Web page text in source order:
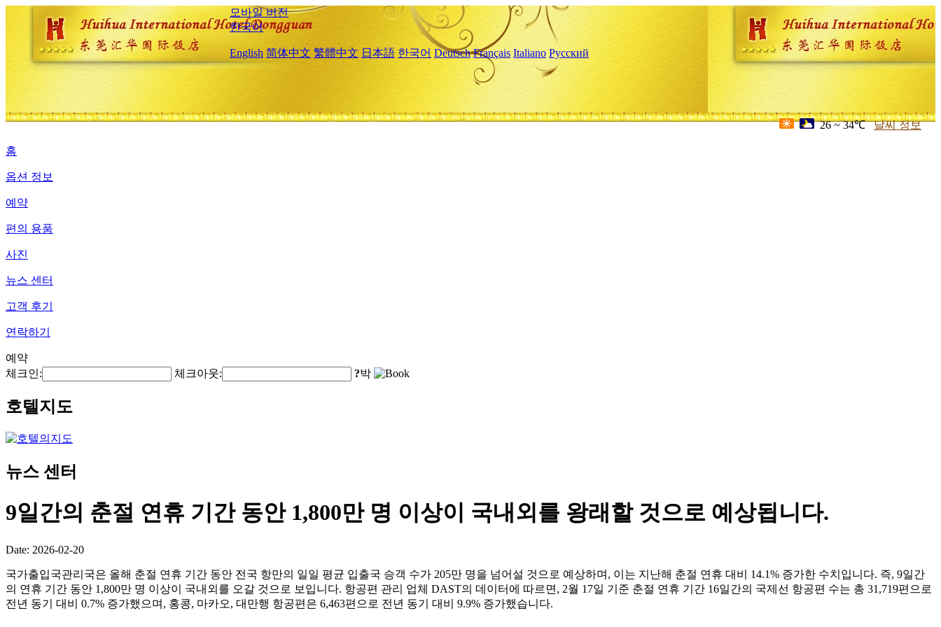
모바일 버전
한국어
English 简体中文 繁體中文 日本語 한국어 Deutsch Français Italiano Русский
26 ~ 34℃ 날씨 정보
홈
옵션 정보
예약
편의 용품
사진
뉴스 센터
고객 후기
연락하기
예약
체크인:
체크아웃: ?박
호텔지도
뉴스 센터
9일간의 춘절 연휴 기간 동안 1,800만 명 이상이 국내외를 왕래할 것으로 예상됩니다.
Date: 2026-02-20
국가출입국관리국은 올해 춘절 연휴 기간 동안 전국 항만의 일일 평균 입출국 승객 수가 205만 명을 넘어설 것으로 예상하며, 이는 지난해 춘절 연휴 대비 14.1% 증가한 수치입니다. 즉, 9일간
의 연휴 기간 동안 1,800만 명 이상이 국내외를 오갈 것으로 보입니다. 항공편 관리 업체 DAST의 데이터에 따르면, 2월 17일 기준 춘절 연휴 기간 16일간의 국제선 항공편 수는 총 31,719편으로
전년 동기 대비 0.7% 증가했으며, 홍콩, 마카오, 대만행 항공편은 6,463편으로 전년 동기 대비 9.9% 증가했습니다.